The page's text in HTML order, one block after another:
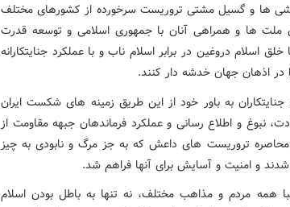
ها و گسیل مشتی تروریست سرخورده از کشورهای مختلف
ملت ها و همراهی آنان با جمهوری اسلامی و توسعه قدرت
دروغین در برابر اسلام ناب و با عملکرد جنایتکارانه
در اذهان جهان خدشه دار کنند.
به باور خود از این طریق زمینه های شکست ایران
نبوغ و اطلاع رسانی و عملکرد فرماندهان جبهه مقاومت از
محاصره تروریست های داعش که به جز مرگ و نابودی به چیز
و امنیت و آسایش برای آنها فراهم شد.
همه مردم و مذاهب مختلف، نه تنها به باطل بودن اسلام